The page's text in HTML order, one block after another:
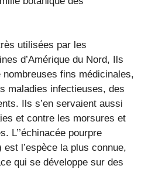
utilisées par les
d’Amérique du Nord, Ils
nombreuses fins médicinales,
maladies infectieuses, des
Ils s’en servaient aussi
et contre les morsures et
L’’échinacée pourpre
est l’espèce la plus connue,
qui se développe sur des